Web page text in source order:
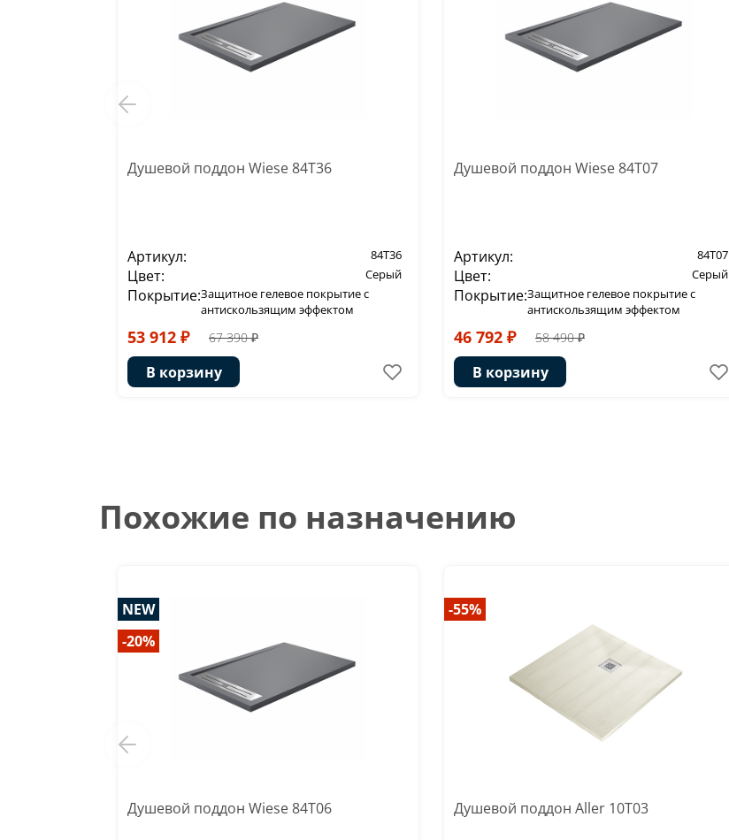
Душевой поддон Wiese 84T36
Артикул: 84T36
Цвет: Серый
Покрытие:Защитное гелевое покрытие с
антискользящим эффектом
53 912 ₽ 67 390 ₽
В корзину
Душевой поддон Wiese 84T07
Артикул: 84T07
Цвет: Серый
Покрытие:Защитное гелевое покрытие с
антискользящим эффектом
46 792 ₽ 58 490 ₽
В корзину
Похожие по назначению
NEW
-20%
Душевой поддон Wiese 84T06
-55%
Душевой поддон Aller 10T03